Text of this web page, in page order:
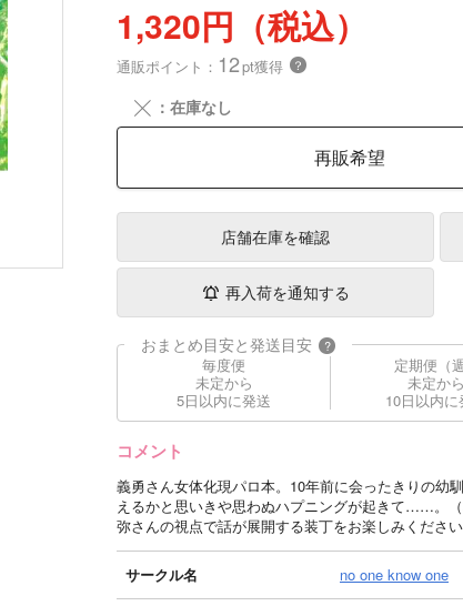
1,320円（税込）
通販ポイント： 12pt獲得 ？
╳ ：在庫なし
再販希望
店舗在庫を確認
再入荷を通知する
おまとめ目安と発送目安 ?
毎度便
未定から
5日以内に発送
定期便（
未定から
10日以内に
コメント
義勇さん女体化現パロ本。10年前に会ったきりの幼
えるかと思いきや思わぬハプニングが起きて……。
弥さんの視点で話が展開する装丁をお楽しみください
サークル名 no one know one